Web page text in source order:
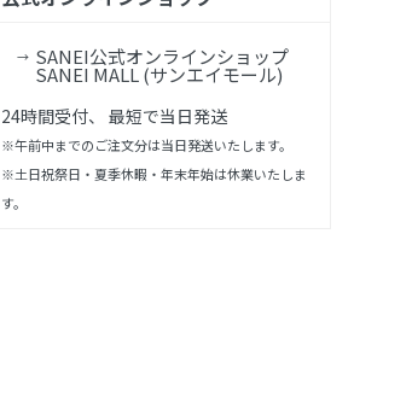
SANEI公式オンラインショップ
SANEI MALL (サンエイモール)
24時間受付、 最短で当日発送
※午前中までのご注文分は当日発送いたします。
※土日祝祭日・夏季休暇・年末年始は休業いたしま
す。